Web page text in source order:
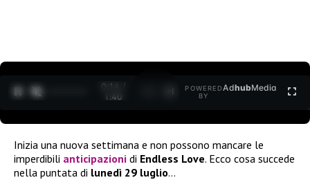
0:15 /
1:40
POWERED
BY
AdhubMedia
Inizia una nuova settimana e non possono mancare le
imperdibili anticipazioni di Endless Love. Ecco cosa succede
nella puntata di lunedì 29 luglio…